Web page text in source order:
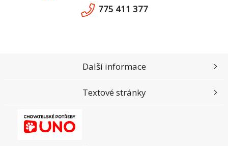
775 411 377
Další informace
Textové stránky